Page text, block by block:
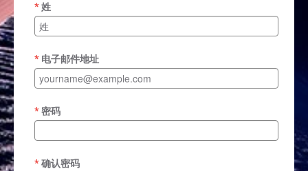
姓
电子邮件地址
密码
确认密码